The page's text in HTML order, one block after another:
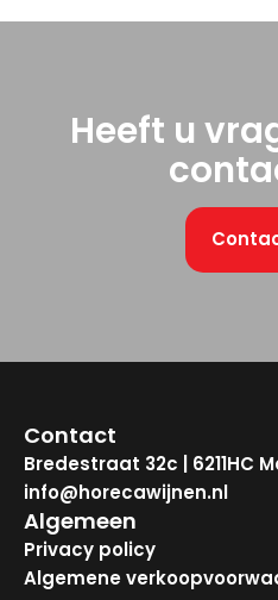
Heeft u
Contact
Bredestraat 32c | 6211HC
info@horecawijnen.nl
Algemeen
Privacy policy
Algemene